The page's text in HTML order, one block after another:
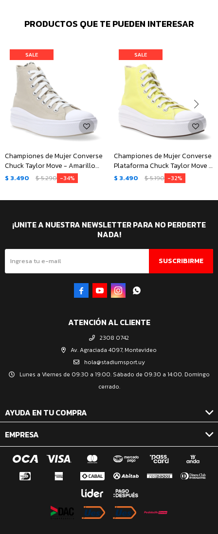
PRODUCTOS QUE TE PUEDEN INTERESAR
Championes de Mujer Converse
Chuck Taylor Move - Amarillo
Arena - Negro - Blanco
$ 3.490 $5.290 34
Championes de Mujer Converse
Plataforma Chuck Taylor Move -
Amarillo
$ 3.490 $5.190 32
ATENCIÓN AL CLIENTE
2308 0742
Av. Agraciada 4097, Montevideo
hola@stadiumsport.uy
Lunes a Viernes de 09:30 a 19:00. Sábado de 09:30 a 14:00. Domingo
cerrado.
AYUDA EN TU COMPRA
EMPRESA
¡UNITE A NUESTRA NEWSLETTER PARA NO PERDERTE
NADA!
SUSCRIBIRME
   